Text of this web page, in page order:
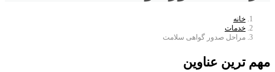
خانه
خدمات
مراحل صدور گواهی سلامت
مهم ترین عناوین